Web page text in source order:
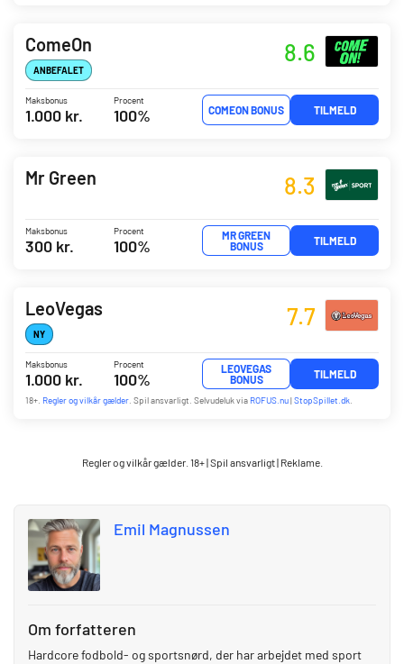
ComeOn
ANBEFALET
8.6
Maksbonus
1.000 kr.
Procent
100% COMEON BONUS TILMELD
Mr Green 8.3
Maksbonus
300 kr.
Procent
100%
MR GREEN
BONUS
TILMELD
LeoVegas
NY
7.7
Maksbonus
1.000 kr.
Procent
100%
LEOVEGAS
BONUS
TILMELD
18+. Regler og vilkår gælder . Spil ansvarligt. Selvudeluk via ROFUS.nu|StopSpillet.dk
Regler og vilkår gælder. 18+ | Spil ansvarligt | Reklame.
Emil Magnussen
Om forfatteren
Hardcore fodbold- og sportsnørd, der har arbejdet med sport